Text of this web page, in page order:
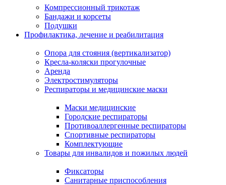
Компрессионный трикотаж
Бандажи и корсеты
Подушки
Профилактика, лечение и реабилитация
Опора для стояния (вертикализатор)
Кресла-коляски прогулочные
Аренда
Электростимуляторы
Респираторы и медицинские маски
Маски медицинские
Городские респираторы
Противоаллергенные респираторы
Спортивные респираторы
Комплектующие
Товары для инвалидов и пожилых людей
Фиксаторы
Санитарные приспособления